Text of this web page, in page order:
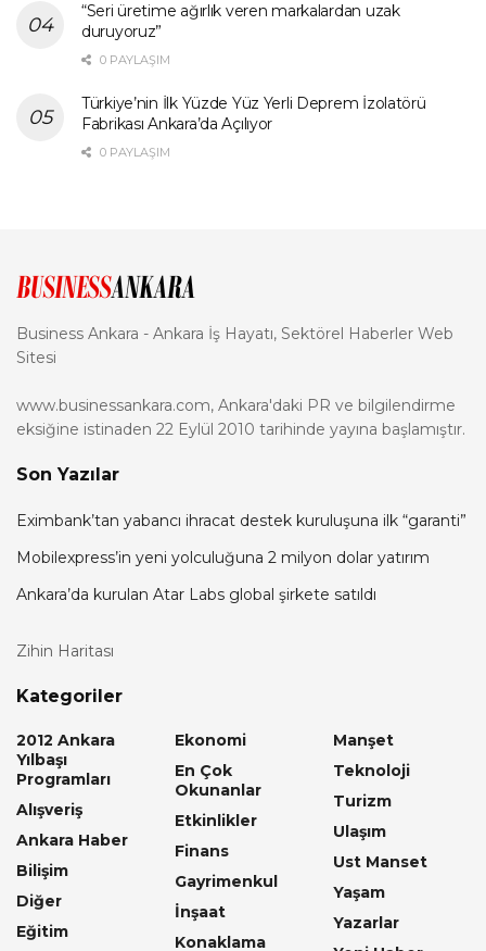
“Seri üretime ağırlık veren markalardan uzak
duruyoruz”
0 PAYLAŞIM
Türkiye’nin İlk Yüzde Yüz Yerli Deprem İzolatörü
Fabrikası Ankara’da Açılıyor
0 PAYLAŞIM
Business Ankara - Ankara İş Hayatı, Sektörel Haberler Web
Sitesi
www.businessankara.com, Ankara'daki PR ve bilgilendirme
eksiğine istinaden 22 Eylül 2010 tarihinde yayına başlamıştır.
Son Yazılar
Eximbank’tan yabancı ihracat destek kuruluşuna ilk “garanti”
Mobilexpress’in yeni yolculuğuna 2 milyon dolar yatırım
Ankara’da kurulan Atar Labs global şirkete satıldı
Zihin Haritası
Kategoriler
2012 Ankara
Yılbaşı
Programları
Alışveriş
Ankara Haber
Bilişim
Diğer
Eğitim
Ekonomi
En Çok
Okunanlar
Etkinlikler
Finans
Gayrimenkul
İnşaat
Konaklama
Manşet
Teknoloji
Turizm
Ulaşım
Ust Manset
Yaşam
Yazarlar